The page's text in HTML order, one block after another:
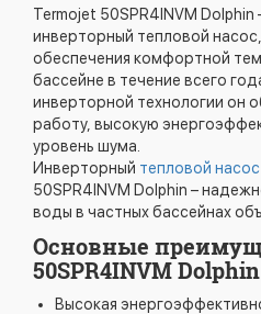
Termojet 50SPR4INVM
инверторный тепловой
обеспечения комфортной
бассейне в течение всего
инверторной технологии он
работу, высокую
уровень шума.
Инверторный тепловой
50SPR4INVM Dolphin –
воды в частных бассейнах
Основные
50SPR4INVM Dolphin
Высокая